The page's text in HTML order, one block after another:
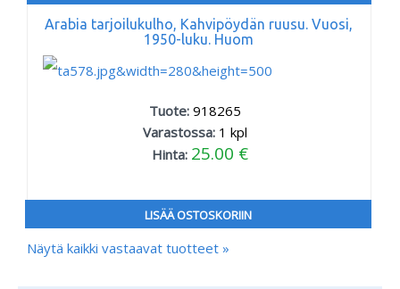
Arabia tarjoilukulho, Kahvipöydän ruusu. Vuosi,
1950-luku. Huom
Tuote: 918265
Varastossa: 1 kpl
Hinta: 25.00 €
LISÄÄ OSTOSKORIIN
Näytä kaikki vastaavat tuotteet »